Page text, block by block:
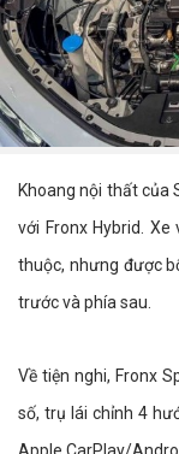
Khoang nội thất của
với Fronx Hybrid.
thuộc, nhưng được
trước và phía sau.
Về tiện nghi, Fronx
số, trụ lái chỉnh 4
Apple CarPlay/